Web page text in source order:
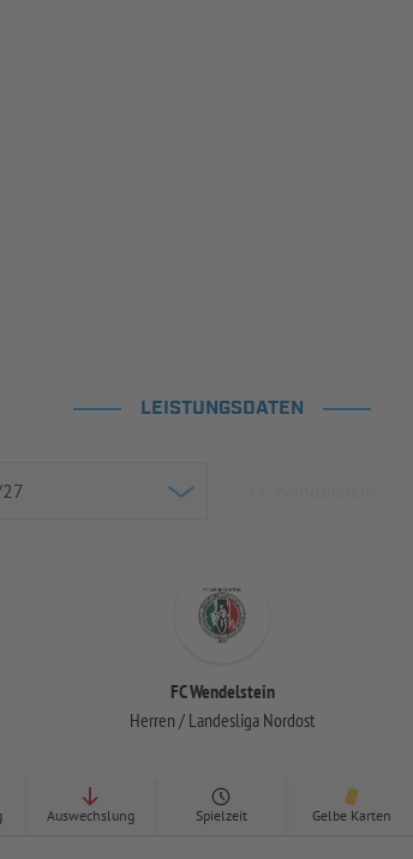
LEISTUNGSDATEN
FC Wendelstein
Herren / Landesliga Nordost
Auswechslung Spielzeit Gelbe Karten